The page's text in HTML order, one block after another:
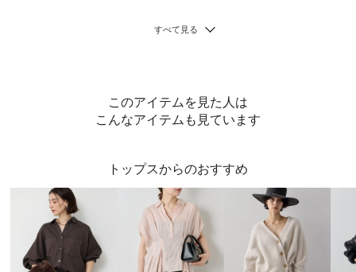
このアイテムを見た人は
こんなアイテムも見ています
トップスからのおすすめ